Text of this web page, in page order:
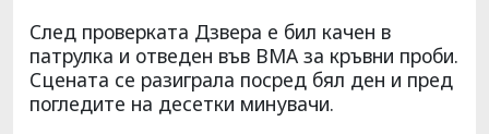
След проверката Дзвера е бил качен в
патрулка и отведен във ВМА за кръвни проби.
Сцената се разиграла посред бял ден и пред
погледите на десетки минувачи.